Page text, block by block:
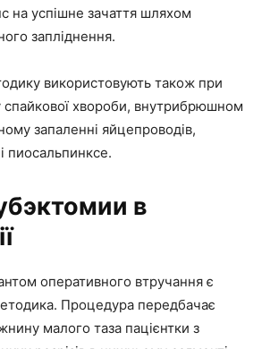
на успішне зачаття шляхом
запліднення.
використовують також при
спайкової хвороби, внутрибрюшном
запаленні яйцепроводів,
пиосальпинксе.
в
оперативного втручання є
Процедура передбачає
малого таза пацієнтки з